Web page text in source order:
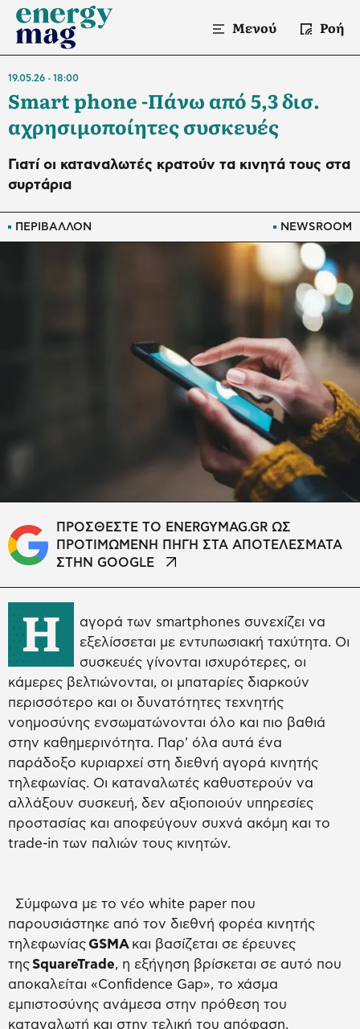
Μενού Ροή
ΠΕΡΙΒΑΛΛΟΝ NEWSROOM
19.05.26 18:00
Smart phone -Πάνω από 5,3 δισ.
αχρησιμοποίητες συσκευές
Γιατί οι καταναλωτές κρατούν τα κινητά τους στα
συρτάρια
ΠΡΟΣΘΕΣΤΕ ΤΟ ENERGYMAG.GR ΩΣ
ΠΡΟΤΙΜΩΜΕΝΗ ΠΗΓΗ ΣΤΑ ΑΠΟΤΕΛΕΣΜΑΤΑ
ΣΤΗΝ GOOGLE
Η
αγορά των smartphones συνεχίζει να
εξελίσσεται με εντυπωσιακή ταχύτητα. Οι
συσκευές γίνονται ισχυρότερες, οι
κάμερες βελτιώνονται, οι μπαταρίες διαρκούν
περισσότερο και οι δυνατότητες τεχνητής
νοημοσύνης ενσωματώνονται όλο και πιο βαθιά
στην καθημερινότητα. Παρ' όλα αυτά ένα
παράδοξο κυριαρχεί στη διεθνή αγορά κινητής
τηλεφωνίας. Οι καταναλωτές καθυστερούν να
αλλάξουν συσκευή, δεν αξιοποιούν υπηρεσίες
προστασίας και αποφεύγουν συχνά ακόμη και το
trade-in των παλιών τους κινητών.
Σύμφωνα με το νέο white paper που
παρουσιάστηκε από τον διεθνή φορέα κινητής
τηλεφωνίας GSMA και βασίζεται σε έρευνες
τηςSquareTrade, η εξήγηση βρίσκεται σε αυτό που
αποκαλείται «Confidence Gap», το χάσμα
εμπιστοσύνης ανάμεσα στην πρόθεση του
καταναλωτή και στην τελική του απόφαση.